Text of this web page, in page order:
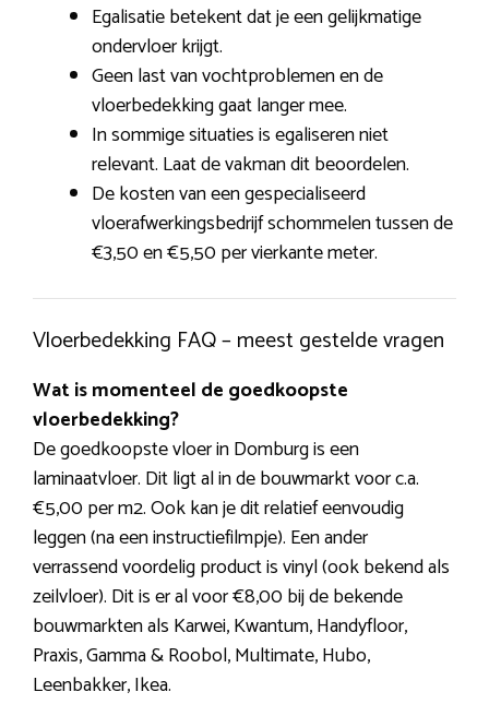
Egalisatie betekent dat je een gelijkmatige
ondervloer krijgt.
Geen last van vochtproblemen en de
vloerbedekking gaat langer mee.
In sommige situaties is egaliseren niet
relevant. Laat de vakman dit beoordelen.
De kosten van een gespecialiseerd
vloerafwerkingsbedrijf schommelen tussen de
€3,50 en €5,50 per vierkante meter.
Vloerbedekking FAQ – meest gestelde vragen
Wat is momenteel de goedkoopste
vloerbedekking?
De goedkoopste vloer in Domburg is een
laminaatvloer. Dit ligt al in de bouwmarkt voor c.a.
€5,00 per m2. Ook kan je dit relatief eenvoudig
leggen (na een instructiefilmpje). Een ander
verrassend voordelig product is vinyl (ook bekend als
zeilvloer). Dit is er al voor €8,00 bij de bekende
bouwmarkten als Karwei, Kwantum, Handyfloor,
Praxis, Gamma & Roobol, Multimate, Hubo,
Leenbakker, Ikea.